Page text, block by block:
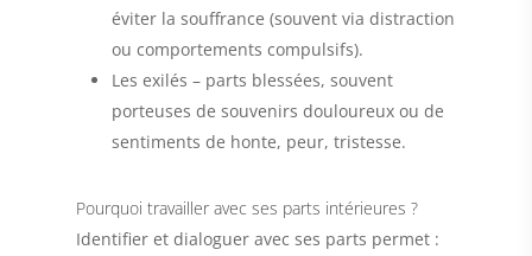
éviter la souffrance (souvent via distraction
ou comportements compulsifs).
Les exilés – parts blessées, souvent
porteuses de souvenirs douloureux ou de
sentiments de honte, peur, tristesse.
Pourquoi travailler avec ses parts intérieures ?
Identifier et dialoguer avec ses parts permet :